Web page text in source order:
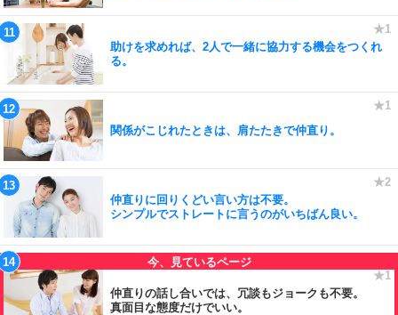
助けを求めれば、2人で一緒に協力する機会をつくれ
る。
関係がこじれたときは、肩たたきで仲直り。
仲直りに回りくどい言い方は不要。
シンプルでストレートに言うのがいちばん良い。
仲直りの話し合いでは、冗談もジョークも不要。
真面目な態度だけでいい。